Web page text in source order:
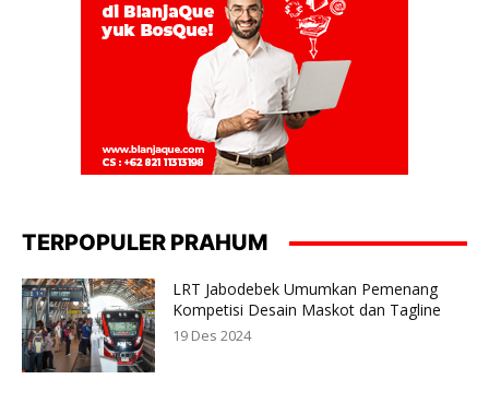
TERPOPULER PRAHUM
LRT Jabodebek Umumkan Pemenang
Kompetisi Desain Maskot dan Tagline
19 Des 2024